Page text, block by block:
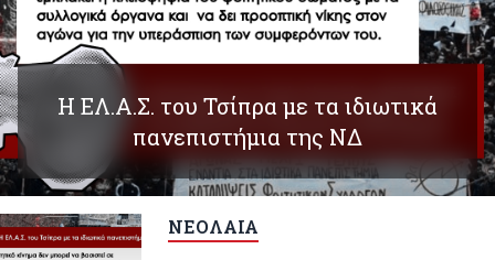
Η ΕΛ.Α.Σ. του Τσίπρα με τα ιδιωτικά
πανεπιστήμια της ΝΔ
ΝΕΟΛΑΙΑ